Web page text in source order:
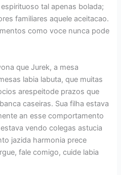
tal apenas bolada;
familiares aquele aceitacao.
como voce nunca pode
que Jurek, a mesa
labia labuta, que muitas
arespeitode prazos que
caseiras. Sua filha estava
an esse comportamento
vendo colegas astucia
jazida harmonia prece
fale comigo, cuide labia